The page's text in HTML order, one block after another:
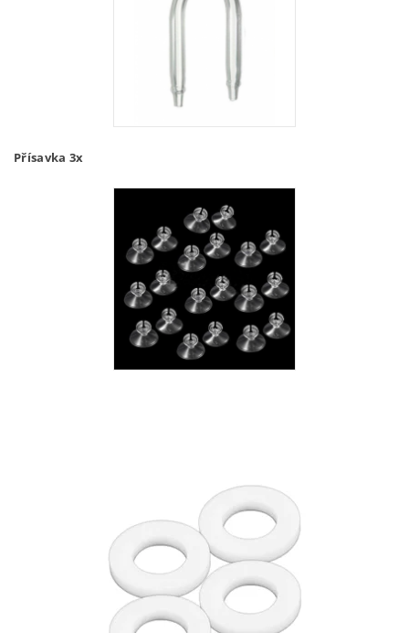
Přísavka 3x